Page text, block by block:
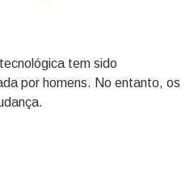
tem sido
por homens. No entanto, os